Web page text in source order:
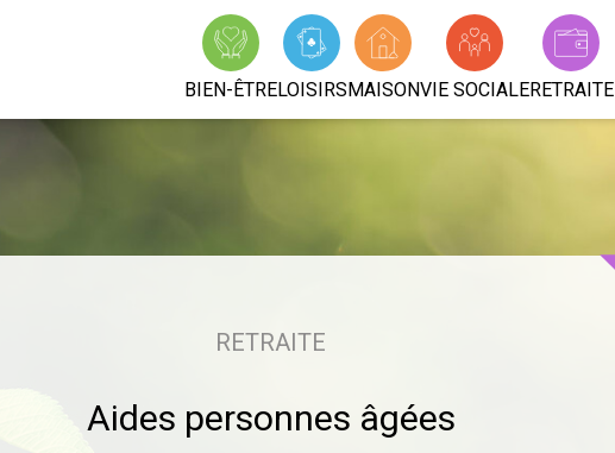
BIEN-ÊTRELOISIRSMAISONVIE SOCIALERETRAITE
RETRAITE
Aides personnes âgées